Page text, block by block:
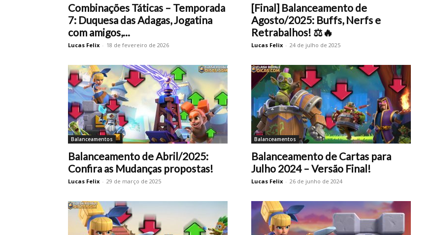
Combinações Táticas – Temporada
7: Duquesa das Adagas, Jogatina
com amigos,...
Lucas Felix - 18 de fevereiro de 2026
[Final] Balanceamento de
Agosto/2025: Buffs, Nerfs e
Retrabalhos! ⚖️🔥
Lucas Felix - 24 de julho de 2025
Balanceamentos
Balanceamento de Abril/2025:
Confira as Mudanças propostas!
Lucas Felix - 29 de março de 2025
Balanceamentos
Balanceamento de Cartas para
Julho 2024 – Versão Final!
Lucas Felix - 26 de junho de 2024